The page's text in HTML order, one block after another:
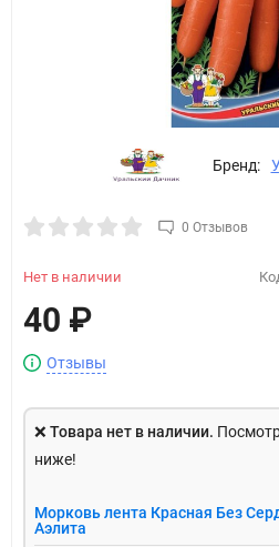
Бренд:
0 Отзывов
Нет в наличии
40 ₽
Отзывы
❌ Товара нет в наличии.
ниже!
Морковь лента Красная Без
Аэлита